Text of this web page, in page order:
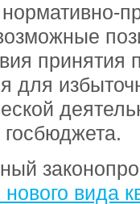
принятия
для
вида